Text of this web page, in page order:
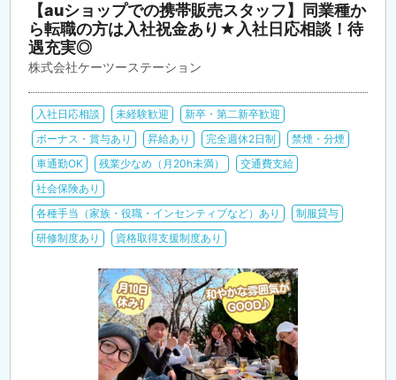
【auショップでの携帯販売スタッフ】同業種か
ら転職の方は入社祝金あり★入社日応相談！待
遇充実◎
株式会社ケーツーステーション
入社日応相談 未経験歓迎
新卒・第二新卒歓迎
ボーナス・賞与あり
昇給あり 完全週休2日制
禁煙・分煙
車通勤OK
残業少なめ（月20h未満）
交通費支給
社会保険あり
各種手当（家族・役職・インセンティブなど）あり
制服貸与
研修制度あり
資格取得支援制度あり